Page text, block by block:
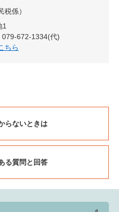
税係
079-672-1334(代)
ちら
らないときは
る質問と回答